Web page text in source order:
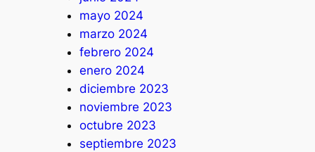
mayo 2024
marzo 2024
febrero 2024
enero 2024
diciembre 2023
noviembre 2023
octubre 2023
septiembre 2023